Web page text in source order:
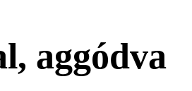
aggódva